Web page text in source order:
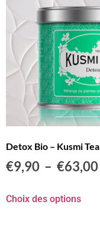
Detox Bio – Kusmi Tea
€9,90 – €63,00
Choix des options